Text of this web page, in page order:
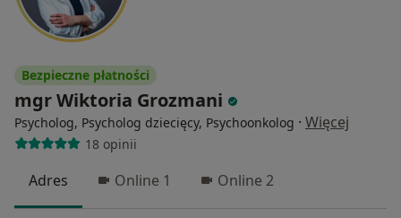
Bezpieczne płatności
mgr Wiktoria Grozmani
Psycholog, Psycholog dziecięcy, Psychoonkolog · Więcej
18 opinii
Adres Online 1 Online 2